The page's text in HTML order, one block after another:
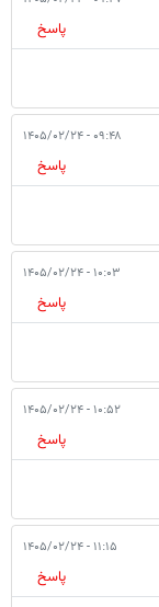
پاسخ
۰۹:۴۸ - ۱۴۰۵/۰۲/۲۴
پاسخ
۱۰:۰۳ - ۱۴۰۵/۰۲/۲۴
پاسخ
۱۰:۵۲ - ۱۴۰۵/۰۲/۲۴
پاسخ
۱۱:۱۵ - ۱۴۰۵/۰۲/۲۴
پاسخ